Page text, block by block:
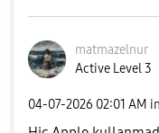
matmazelnur
Active Level 3
‎04-07-2026 02:01 AM in